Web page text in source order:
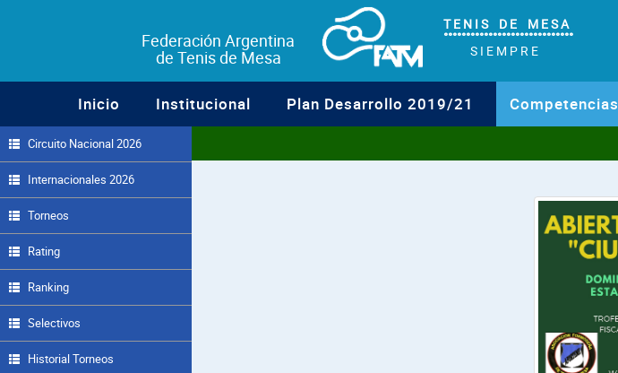
Federación Argentina
de Tenis de Mesa
T E N I S D E M E S A
°°°°°°°°°°°°°°°°°°°°°°°°°°°°°
S I E M P R E
Inicio Institucional Plan Desarrollo 2019/21 Competencias
Circuito Nacional 2026
Internacionales 2026
Torneos
Rating
Ranking
Selectivos
Historial Torneos